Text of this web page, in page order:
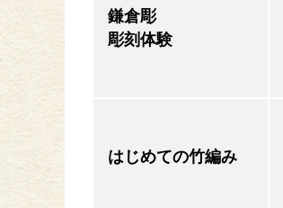
鎌倉彫
彫刻体験
はじめての竹編み